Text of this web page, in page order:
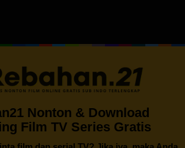
Nonton & Download
Film TV Series Gratis